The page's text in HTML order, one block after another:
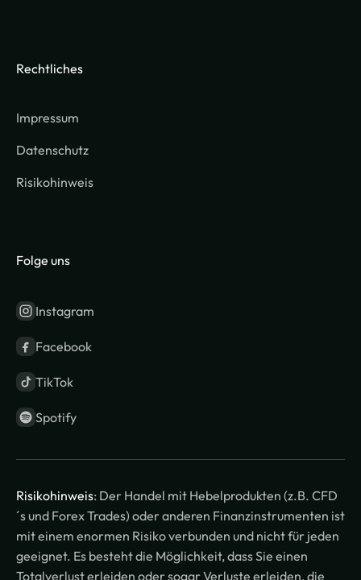
Rechtliches
Impressum
Datenschutz
Risikohinweis
Folge uns
Instagram
Facebook
TikTok
Spotify
Risikohinweis: Der Handel mit Hebelprodukten (z.B. CFD
´s und Forex Trades) oder anderen Finanzinstrumenten ist
mit einem enormen Risiko verbunden und nicht für jeden
geeignet. Es besteht die Möglichkeit, dass Sie einen
Totalverlust erleiden oder sogar Verluste erleiden, die